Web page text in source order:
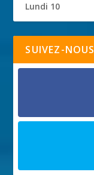
Lundi 10
SUIVEZ-NOUS